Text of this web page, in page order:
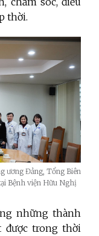
thời.
ương Đảng, Tổng Biên
Bệnh viện Hữu Nghị
những thành
được trong thời